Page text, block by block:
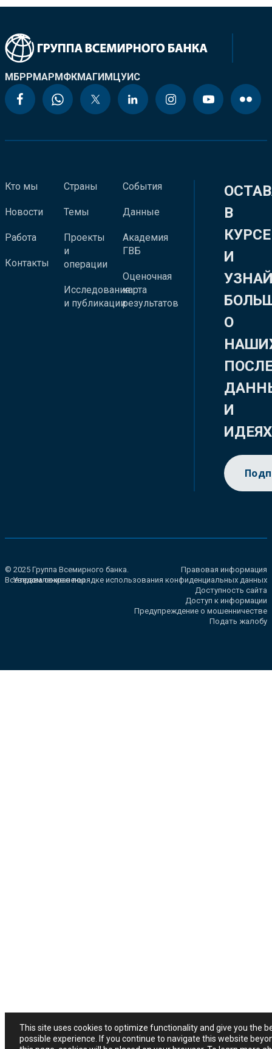
МБРРМАРМФКМАГИМЦУИС
Кто мы
Новости
Работа
Контакты
Страны
Темы
Проекты
и
операции
Исследования
и публикации
События
Данные
Академия
ГВБ
Оценочная
карта
результатов
В
КУРСЕ
И
О
И
ИДЕЯХ
© 2025 Группа Всемирного банка.
Все права сохранены.
Правовая информация
Уведомление о порядке использования конфиденциальных данных
Доступность сайта
Доступ к информации
Предупреждение о мошенничестве
Подать жалобу
This site uses cookies to optimize functionality and give you the
possible experience. If you continue to navigate this website